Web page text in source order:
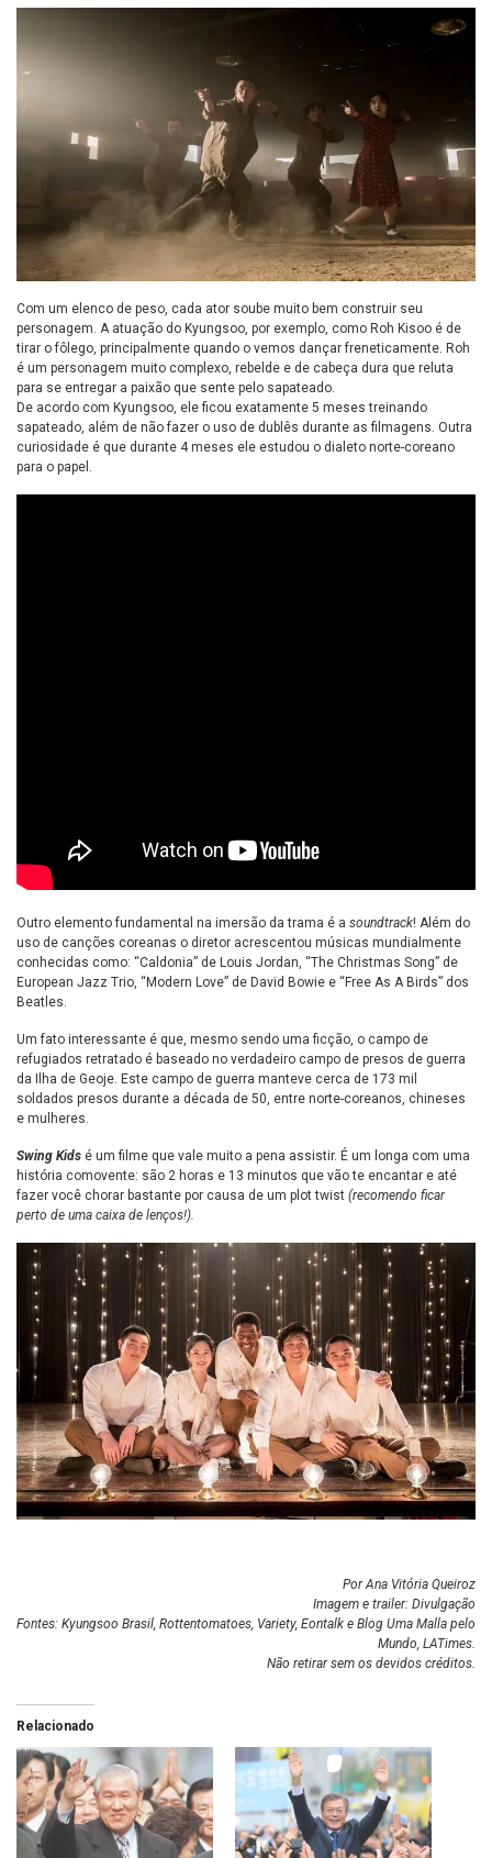
Com um elenco de peso, cada ator soube muito bem construir seu
personagem. A atuação do Kyungsoo, por exemplo, como Roh Kisoo é de
tirar o fôlego, principalmente quando o vemos dançar freneticamente. Roh
é um personagem muito complexo, rebelde e de cabeça dura que reluta
para se entregar a paixão que sente pelo sapateado.
De acordo com Kyungsoo, ele ficou exatamente 5 meses treinando
sapateado, além de não fazer o uso de dublês durante as filmagens. Outra
curiosidade é que durante 4 meses ele estudou o dialeto norte-coreano
para o papel.
Outro elemento fundamental na imersão da trama é a soundtrack! Além do
uso de canções coreanas o diretor acrescentou músicas mundialmente
conhecidas como: “Caldonia” de Louis Jordan, “The Christmas Song” de
European Jazz Trio, “Modern Love” de David Bowie e “Free As A Birds” dos
Beatles.
Um fato interessante é que, mesmo sendo uma ficção, o campo de
refugiados retratado é baseado no verdadeiro campo de presos de guerra
da Ilha de Geoje. Este campo de guerra manteve cerca de 173 mil
soldados presos durante a década de 50, entre norte-coreanos, chineses
e mulheres.
Swing Kids é um filme que vale muito a pena assistir. É um longa com uma
história comovente: são 2 horas e 13 minutos que vão te encantar e até
fazer você chorar bastante por causa de um plot twist (recomendo ficar
perto de uma caixa de lenços!).
Por Ana Vitória Queiroz
Imagem e trailer: Divulgação
Fontes: Kyungsoo Brasil, Rottentomatoes, Variety, Eontalk e Blog Uma Malla pelo
Mundo, LATimes.
Não retirar sem os devidos créditos.
Relacionado